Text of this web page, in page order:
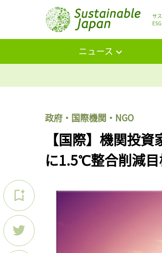
サ
ニュース
政府・国際機関・NGO
【国際】機関投
に1.5℃整合削減